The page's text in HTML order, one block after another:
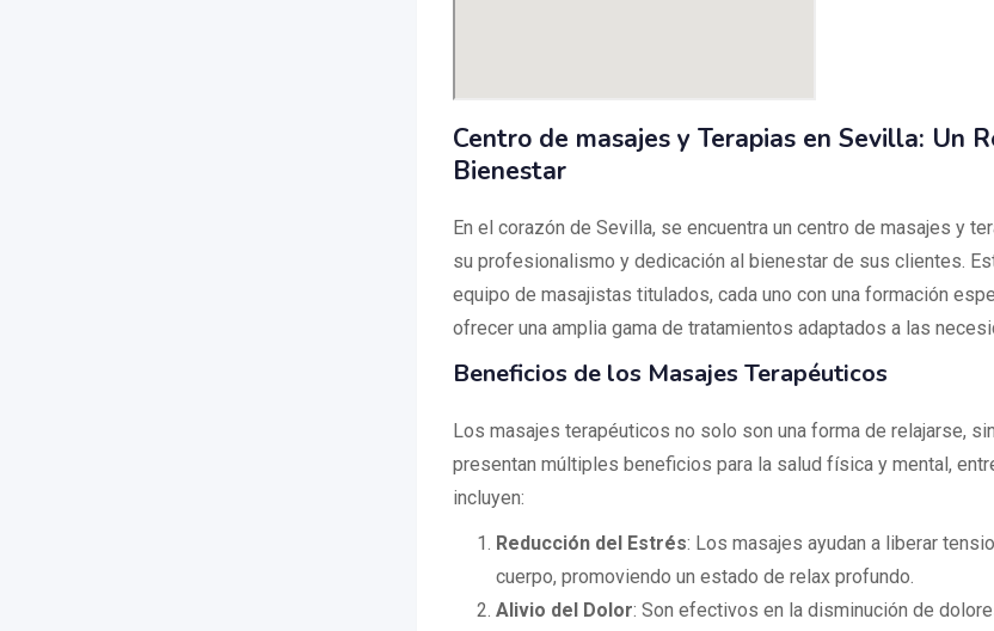
Centro de masajes y Terapias en Sevilla: Un
Bienestar
En el corazón de Sevilla, se encuentra un centro de masajes y
su profesionalismo y dedicación al bienestar de sus clientes.
equipo de masajistas titulados, cada uno con una formación
ofrecer una amplia gama de tratamientos adaptados a las
Beneficios de los Masajes Terapéuticos
Los masajes terapéuticos no solo son una forma de relajarse,
presentan múltiples beneficios para la salud física y mental,
incluyen:
Reducción del Estrés: Los masajes ayudan a liberar
cuerpo, promoviendo un estado de relax profundo.
Alivio del Dolor: Son efectivos en la disminución de